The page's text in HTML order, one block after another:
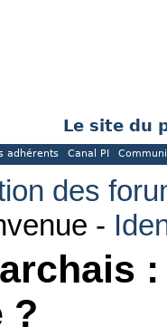
Le site du
adhérents Canal PI
des
-
?